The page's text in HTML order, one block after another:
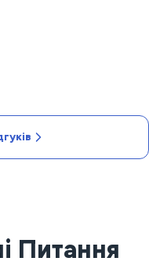
Питання